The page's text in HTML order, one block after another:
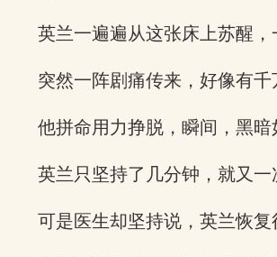
英兰一遍遍从这张床上苏醒
突然一阵剧痛传来，好像有
他拼命用力挣脱，瞬间，黑暗
英兰只坚持了几分钟，就又一
可是医生却坚持说，英兰恢复